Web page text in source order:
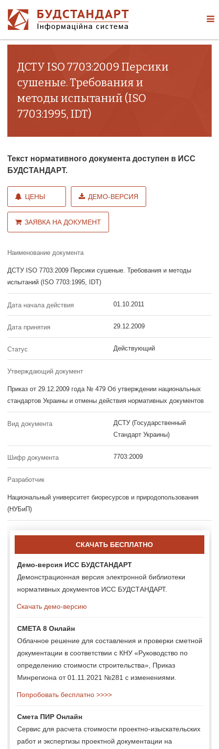
ДСТУ ISO 7703:2009 Персики
сушеные. Требования и
методы испытаний (ISO
7703:1995, IDT)
Текст нормативного документа доступен в ИСС
БУДСТАНДАРТ.
ЦЕНЫ ДЕМО-ВЕРСИЯ
ЗАЯВКА НА ДОКУМЕНТ
Наименование документа
ДСТУ ISO 7703:2009 Персики сушеные. Требования и методы
испытаний (ISO 7703:1995, IDT)
Дата начала действия 01.10.2011
Дата принятия 29.12.2009
Статус Действующий
Утверждающий документ
Приказ от 29.12.2009 года № 479 Об утверждении национальных
стандартов Украины и отмены действия нормативных документов
Вид документа
ДСТУ (Государственный
Стандарт Украины)
Шифр документа 7703:2009
Разработчик
Национальный университет биоресурсов и природопользования
(НУБиП)
СКАЧАТЬ БЕСПЛАТНО
Демо-версия ИСС БУДСТАНДАРТ
Демонстрационная версия электронной библиотеки
нормативных документов ИСС БУДСТАНДАРТ.
Скачать демо-версию
СМЕТА 8 Онлайн
Облачное решение для составления и проверки сметной
документации в соответствии с КНУ «Руководство по
определению стоимости строительства», Приказ
Минрегиона от 01.11.2021 №281 с изменениями.
Попробовать бесплатно >>>>
Смета ПИР Онлайн
Сервис для расчета стоимости проектно-изыскательских
работ и экспертизы проектной документации на